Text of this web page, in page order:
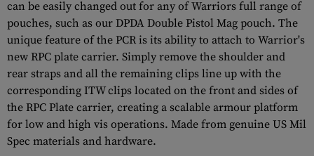
can be easily changed out for any of Warriors full range of
pouches, such as our DPDA Double Pistol Mag pouch. The
unique feature of the PCR is its ability to attach to Warrior's
new RPC plate carrier. Simply remove the shoulder and
rear straps and all the remaining clips line up with the
corresponding ITW clips located on the front and sides of
the RPC Plate carrier, creating a scalable armour platform
for low and high vis operations. Made from genuine US Mil
Spec materials and hardware.